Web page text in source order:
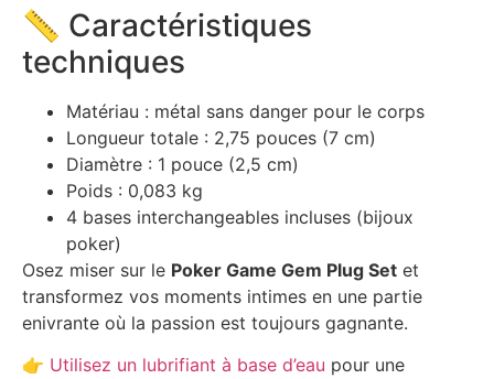
📏 Caractéristiques
techniques
Matériau : métal sans danger pour le corps
Longueur totale : 2,75 pouces (7 cm)
Diamètre : 1 pouce (2,5 cm)
Poids : 0,083 kg
4 bases interchangeables incluses (bijoux
poker)
Osez miser sur le Poker Game Gem Plug Set et
transformez vos moments intimes en une partie
enivrante où la passion est toujours gagnante.
👉 Utilisez un lubrifiant à base d’eau pour une